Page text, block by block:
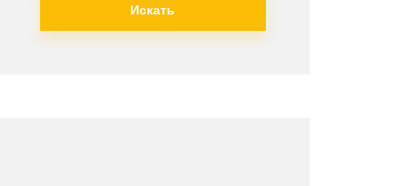
Искать